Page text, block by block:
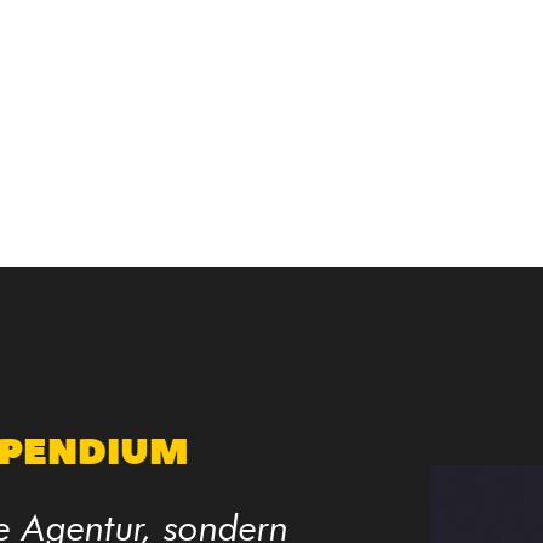
Agentur, sondern